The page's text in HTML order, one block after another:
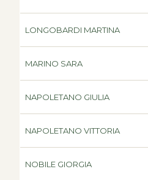
LONGOBARDI MARTINA
MARINO SARA
NAPOLETANO GIULIA
NAPOLETANO VITTORIA
NOBILE GIORGIA